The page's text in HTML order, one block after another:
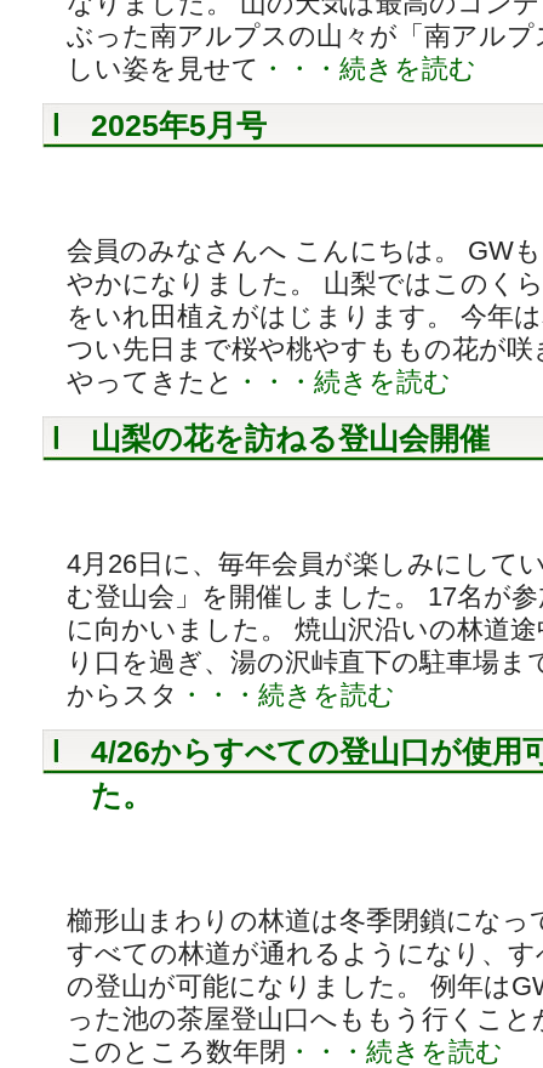
ぶった南アルプスの山々が「南アルプ
しい姿を見せて ・・・続きを読む
2025年5月号
会員のみなさんへ こんにちは。 GW
やかになりました。 山梨ではこのく
をいれ田植えがはじまります。 今年
つい先日まで桜や桃やすももの花が
やってきたと ・・・続きを読む
山梨の花を訪ねる登山会開催
4月26日に、毎年会員が楽しみにして
む登山会」を開催しました。 17名が
に向かいました。 焼山沢沿いの林道
り口を過ぎ、湯の沢峠直下の駐車場ま
からスタ ・・・続きを読む
4/26からすべての登山口が使用
た。
櫛形山まわりの林道は冬季閉鎖になっ
すべての林道が通れるようになり、
の登山が可能になりました。 例年は
った池の茶屋登山口へももう行くこ
このところ数年閉 ・・・続きを読む